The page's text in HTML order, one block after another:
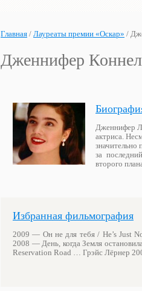
Главная / Лауреаты премии «Оскар» /
Дженнифер
Дженнифер
актриса.
за
второго
Избранная фильмография
2009 — Он не для тебя / He’s Just
2008 — День, когда Земля
Reservation Road … Грэйс Лёрнер